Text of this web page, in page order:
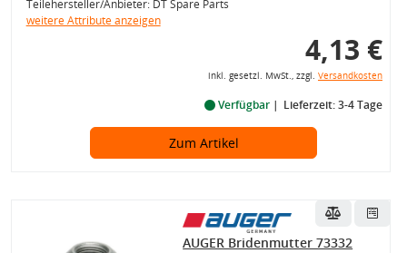
Teilehersteller/Anbieter: DT Spare Parts
weitere Attribute anzeigen
4,13 €
inkl. gesetzl. MwSt., zzgl. Versandkosten
Verfügbar Lieferzeit: 3-4 Tage
Zum Artikel
AUGER Bridenmutter 73332